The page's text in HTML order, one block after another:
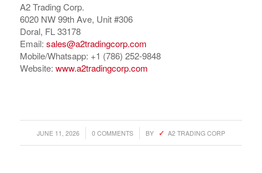
A2 Trading Corp.
6020 NW 99th Ave, Unit #306
Doral, FL 33178
Email: sales@a2tradingcorp.com
Mobile/Whatsapp: +1 (786) 252-9848
Website: www.a2tradingcorp.com
JUNE 11, 2026
/ 0 COMMENTS
/ BY A2 TRADING CORP